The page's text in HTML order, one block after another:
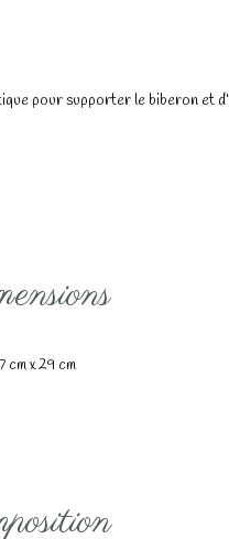
pour supporter le biberon et
cm x 29 cm